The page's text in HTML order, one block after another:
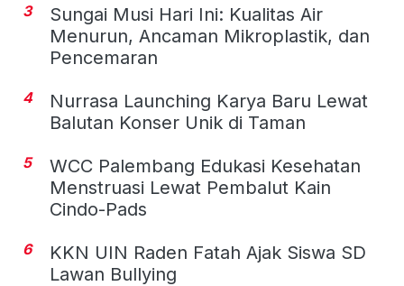
3
Sungai Musi Hari Ini: Kualitas Air
Menurun, Ancaman Mikroplastik, dan
Pencemaran
4
Nurrasa Launching Karya Baru Lewat
Balutan Konser Unik di Taman
5
WCC Palembang Edukasi Kesehatan
Menstruasi Lewat Pembalut Kain
Cindo-Pads
6
KKN UIN Raden Fatah Ajak Siswa SD
Lawan Bullying